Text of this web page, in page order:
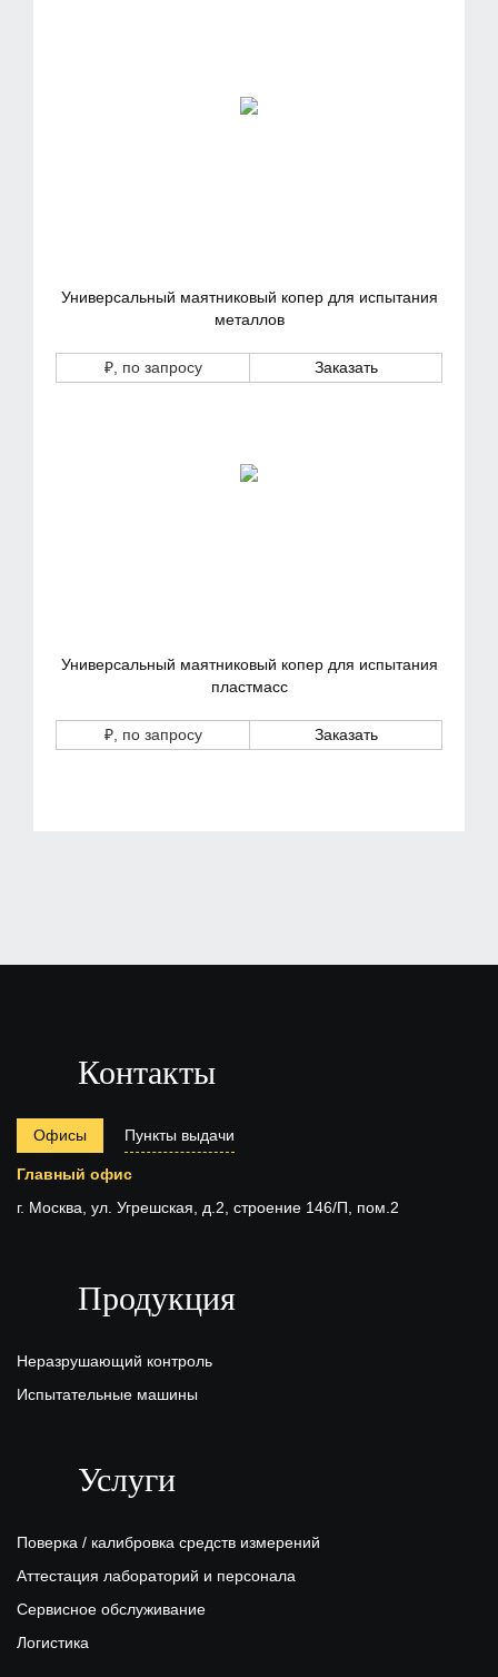
Универсальный маятниковый копер для испытания
металлов
₽, по запросу Заказать
Универсальный маятниковый копер для испытания
пластмасс
₽, по запросу Заказать
Контакты
Офисы Пункты выдачи
Главный офис
г. Москва, ул. Угрешская, д.2, строение 146/П, пом.2
Продукция
Неразрушающий контроль
Испытательные машины
Услуги
Поверка / калибровка средств измерений
Аттестация лабораторий и персонала
Сервисное обслуживание
Логистика